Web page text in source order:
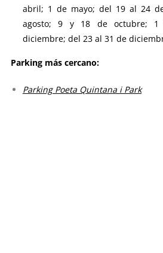
abril; 1 de mayo; del 19 al 24
agosto; 9 y 18 de octubre;
diciembre; del 23 al 31 de
Parking más cercano:
Parking Poeta Quintana i Park